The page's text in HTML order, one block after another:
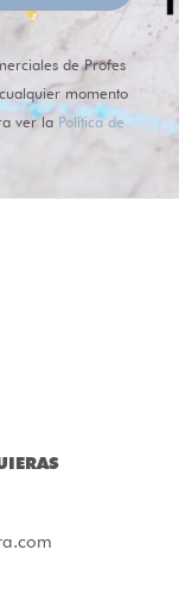
de Profes
momento
ver la Política de